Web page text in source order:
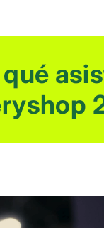
qué